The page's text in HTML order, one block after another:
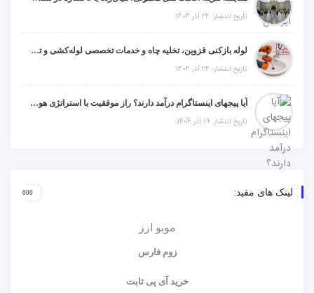
تاریخ انتشار: 24 آذر 1404
لوله بازکنی قزوین، تخلیه چاه و خدمات تخصصی لوله‌کشی و تشخیص ترکیدگی
تاریخ انتشار: 24 آذر 1404
آیا پیجهای اینستاگرام درآمد دارند؟ راز موفقیت با استراتژی هوشمندانه
تاریخ انتشار: 19 آذر 1404
لینک های مفید:
موبو ارز
زوم فارس
خرید آی پی ثابت